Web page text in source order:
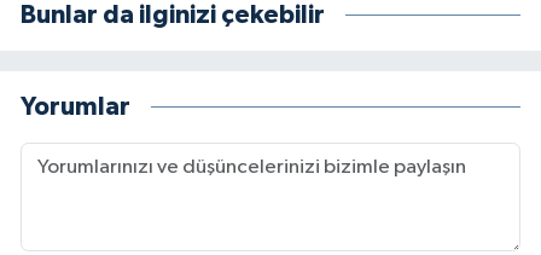
Bunlar da ilginizi çekebilir
Yorumlar